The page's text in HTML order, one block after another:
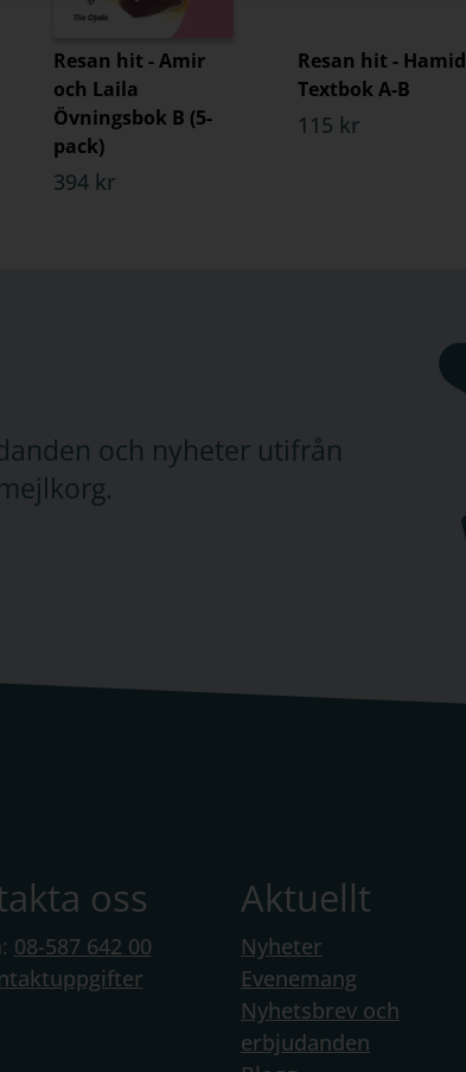
Resan hit - Amir
och Laila
Övningsbok B (5-
pack)
394 kr
Resan hit - Hamid
Textbok A-B
115 kr
och nyheter utifrån
oss
08-587 642 00
Aktuellt
Nyheter
Evenemang
Nyhetsbrev och
erbjudanden